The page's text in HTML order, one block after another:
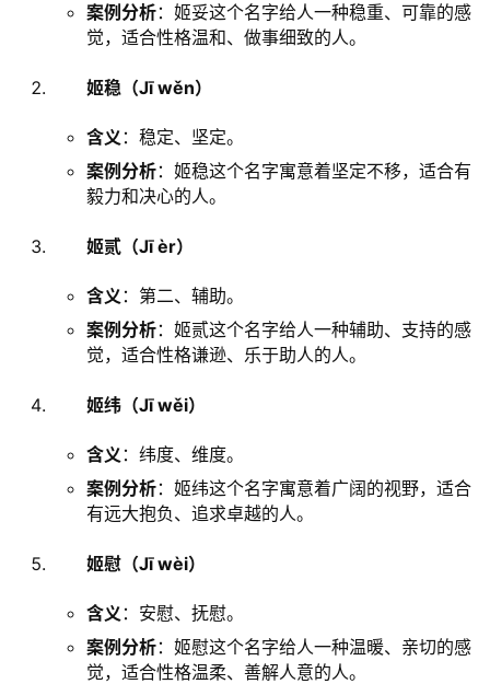
案例分析：姬妥这个名字给人一种稳重、可靠的感
觉，适合性格温和、做事细致的人。
姬稳（Jī wěn）
含义 ：稳定、坚定。
案例分析：姬稳这个名字寓意着坚定不移，适合有
毅力和决心的人。
姬贰（Jī èr）
含义 ：第二、辅助。
案例分析：姬贰这个名字给人一种辅助、支持的感
觉，适合性格谦逊、乐于助人的人。
姬纬（Jī wěi）
含义 ：纬度、维度。
案例分析：姬纬这个名字寓意着广阔的视野，适合
有远大抱负、追求卓越的人。
姬慰（Jī wèi）
含义 ：安慰、抚慰。
案例分析：姬慰这个名字给人一种温暖、亲切的感
觉，适合性格温柔、善解人意的人。